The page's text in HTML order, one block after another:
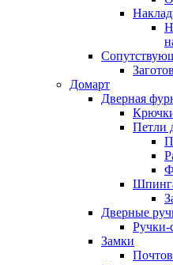
Домарт
Дверная
Петли
Дверные
Ручки-
Замки